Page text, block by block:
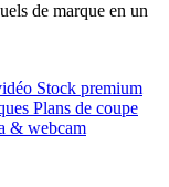
de marque en un
Stock premium
Plans de coupe
& webcam